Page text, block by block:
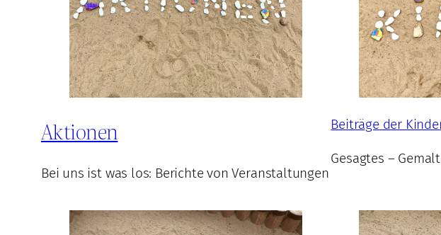
Aktionen
Bei uns ist was los: Berichte von Veranstaltungen
Beiträge der
Gesagtes –